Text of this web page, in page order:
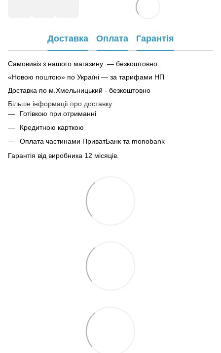
Доставка Оплата Гарантія
Самовивіз з нашого магазину — безкоштовно.
«Новою поштою» по Україні — за тарифами НП
Доставка по м.Хмельницький - безкоштовно
Більше інформації про доставку
Готівкою при отриманні
Кредитною карткою
Оплата частинами ПриватБанк та monobank
Гарантія від виробника 12 місяців.